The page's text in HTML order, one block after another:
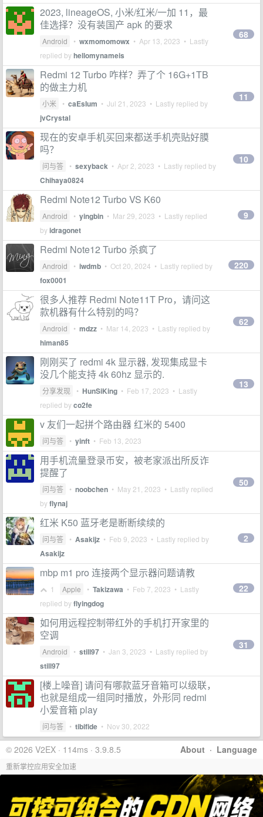
2023, lineageOS, 小米/红米/一加 11，最
佳选择？没有装国产 apk 的要求
Android • wxmomomowx • Apr 13, 2023 • Lastly
replied byhellomynameis
68
Redmi 12 Turbo 咋样？弄了个 16G+1TB
的做主力机
小米 • caEsIum • Jul 21, 2023 • Lastly replied by
jvCrystal
11
现在的安卓手机买回来都送手机壳贴好膜
吗？
问与答 • sexyback • Apr 2, 2023 • Lastly replied by
Chihaya0824
10
Redmi Note12 Turbo VS K60
Android • yingbin • Mar 29, 2023 • Lastly replied
byidragonet
9
Redmi Note12 Turbo 杀疯了
Android • iwdmb • Oct 20, 2024 • Lastly replied by
fox0001
220
很多人推荐 Redmi Note11T Pro，请问这
款机器有什么特别的吗？
Android • mdzz • Mar 14, 2023 • Lastly replied by
himan85
62
刚刚买了 redmi 4k 显示器, 发现集成显卡
没几个能支持 4k 60hz 显示的.
分享发现 • HunSiKing • Feb 17, 2023 • Lastly
replied byco2fe
13
v 友们一起拼个路由器 红米的 5400
问与答 • yinft • Feb 13, 2023
用手机流量登录币安，被老家派出所反诈
提醒了
问与答 • noobchen • May 21, 2023 • Lastly replied
byflynaj
50
红米 K50 蓝牙老是断断续续的
问与答 • Asakijz • Feb 9, 2023 • Lastly replied by
Asakijz
2
mbp m1 pro 连接两个显示器问题请教
1 Apple • Takizawa • Feb 7, 2023 • Lastly
replied byflyingdog
22
如何用远程控制带红外的手机打开家里的
空调
Android • still97 • Jan 3, 2023 • Lastly replied by
still97
31
[楼上噪音] 请问有哪款蓝牙音箱可以级联，
也就是组成一组同时播放，外形同 redmi
小爱音箱 play
问与答 • tibifide • Nov 30, 2022
About · Language
© 2026 V2EX · 114ms · 3.9.8.5
重新掌控应用安全加速